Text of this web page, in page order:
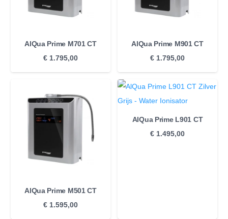
AlQua Prime M701 CT
€ 1.795,00
AlQua Prime M901 CT
€ 1.795,00
AlQua Prime M501 CT
€ 1.595,00
AlQua Prime L901 CT
€ 1.495,00